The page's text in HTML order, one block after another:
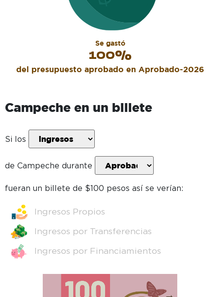
Se gastó
100%
del presupuesto aprobado en Aprobado-2026
Campeche en un billete
Si los
de Campeche durante
fueran un billete de $100 pesos así se verían:
Ingresos Propios
Ingresos por Transferencias
Ingresos por Financiamientos